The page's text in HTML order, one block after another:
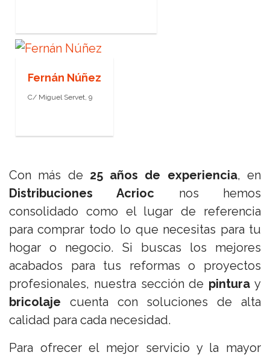
Fernán Núñez
C/ Miguel Servet, 9
Con más de 25 años de experiencia, en
Distribuciones Acrioc nos hemos
consolidado como el lugar de referencia
para comprar todo lo que necesitas para tu
hogar o negocio. Si buscas los mejores
acabados para tus reformas o proyectos
profesionales, nuestra sección de pintura y
bricolaje cuenta con soluciones de alta
calidad para cada necesidad.
Para ofrecer el mejor servicio y la mayor